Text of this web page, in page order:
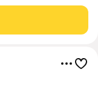
Сочи (Адлер,